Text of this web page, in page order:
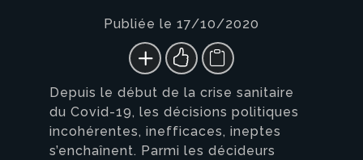
Publiée le 17/10/2020
Depuis le début de la crise sanitaire
du Covid-19, les décisions politiques
incohérentes, inefficaces, ineptes
s’enchaînent. Parmi les décideurs